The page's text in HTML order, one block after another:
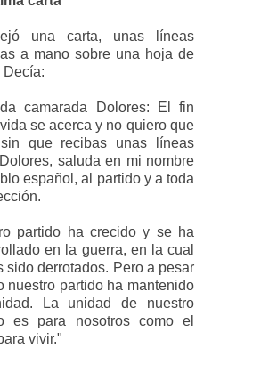
una carta, unas líneas
a mano sobre una hoja de
Decía:
camarada Dolores: El fin
se acerca y no quiero que
que recibas unas líneas
saluda en mi nombre
español, al partido y a toda
partido ha crecido y se ha
en la guerra, en la cual
sido derrotados. Pero a pesar
nuestro partido ha mantenido
La unidad de nuestro
es para nosotros como el
vivir."